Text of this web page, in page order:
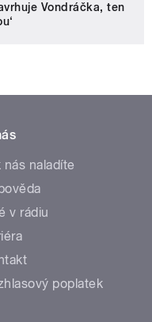
Vondráčka, ten
nás naladíte
v rádiu
poplatek